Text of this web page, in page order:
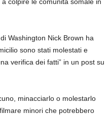
Washington Nick Brown ha
sono stati molestati e
verifica dei fatti” in un post su
minacciarlo o molestarlo
minori che potrebbero